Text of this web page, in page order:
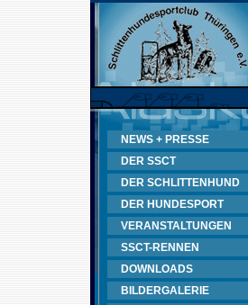
NEWS + PRESSE
DER SSCT
DER SCHLITTENHUND
DER HUNDESPORT
VERANSTALTUNGEN
SSCT-RENNEN
DOWNLOADS
BILDERGALERIE